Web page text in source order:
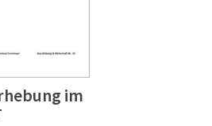
im